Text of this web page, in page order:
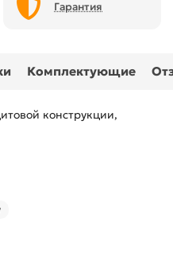
Гарантия
Комплектующие
конструкции,